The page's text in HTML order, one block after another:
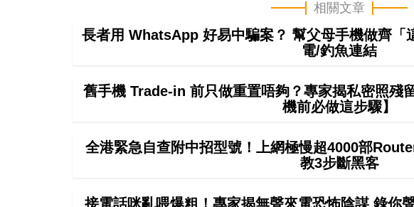
相關文章
長者用 WhatsApp 好易中騙案？ 幫父母手機做齊「
電/釣魚連結
舊手機 Trade-in 前只做重置唔夠？專家揭私密照殘
機前必做這步驟】
全港緊急自查附中招型號！上網極慢超4000部
教3步斷黑客
接電話咪亂喂爆粗！專家揭無聲來電恐怖陰謀 錄你